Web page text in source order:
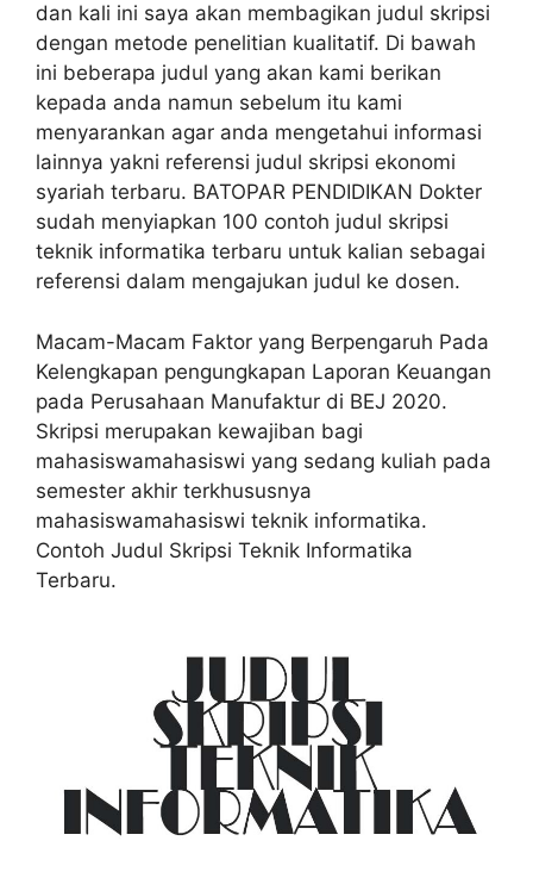
dan kali ini saya akan membagikan judul skripsi
dengan metode penelitian kualitatif. Di bawah
ini beberapa judul yang akan kami berikan
kepada anda namun sebelum itu kami
menyarankan agar anda mengetahui informasi
lainnya yakni referensi judul skripsi ekonomi
syariah terbaru. BATOPAR PENDIDIKAN Dokter
sudah menyiapkan 100 contoh judul skripsi
teknik informatika terbaru untuk kalian sebagai
referensi dalam mengajukan judul ke dosen.
Macam-Macam Faktor yang Berpengaruh Pada
Kelengkapan pengungkapan Laporan Keuangan
pada Perusahaan Manufaktur di BEJ 2020.
Skripsi merupakan kewajiban bagi
mahasiswamahasiswi yang sedang kuliah pada
semester akhir terkhususnya
mahasiswamahasiswi teknik informatika.
Contoh Judul Skripsi Teknik Informatika
Terbaru.